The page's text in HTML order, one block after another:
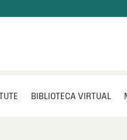
BIBLIOTECA VIRTUAL